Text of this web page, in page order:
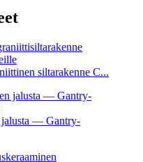
siltarakenne C...
jalusta — Gantry-